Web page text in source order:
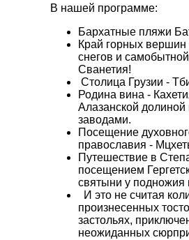
В нашей программе:
Бархатные пляжи
Край горных вершин
снегов и
Сванетия!
Столица Грузии -
Родина вина -
Алазанской
заводами.
Посещение
православия -
Путешествие в
посещением
святыни у подножия
И это не считая
произнесенных
застольях,
неожиданных